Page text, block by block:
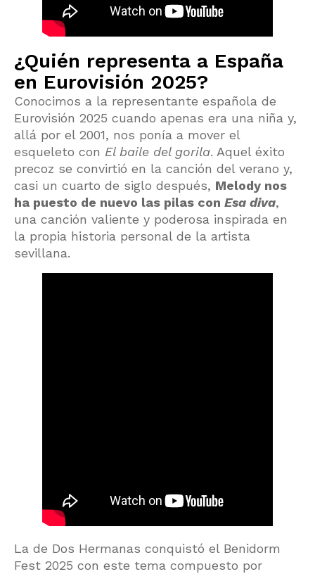
¿Quién representa a España
en Eurovisión 2025?
Conocimos a la representante española de
Eurovisión 2025 cuando apenas era una niña y,
allá por el 2001, nos ponía a mover el
esqueleto con El baile del gorila. Aquel éxito
precoz se convirtió en la canción del verano y,
casi un cuarto de siglo después, Melody nos
ha puesto de nuevo las pilas con Esa diva,
una canción valiente y poderosa inspirada en
la propia historia personal de la artista
sevillana.
La de Dos Hermanas conquistó el Benidorm
Fest 2025 con este tema compuesto por